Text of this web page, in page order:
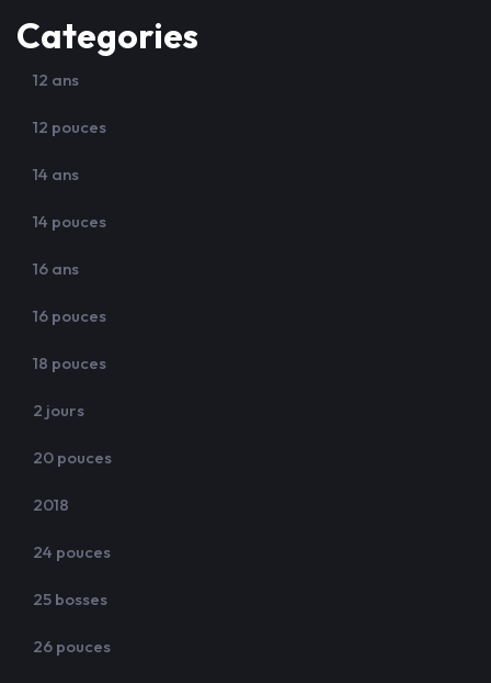
Categories
12 ans
12 pouces
14 ans
14 pouces
16 ans
16 pouces
18 pouces
2 jours
20 pouces
2018
24 pouces
25 bosses
26 pouces